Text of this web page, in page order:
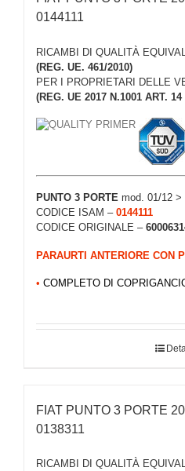
0144111
RICAMBI DI QUALITÀ
(REG. UE. 461/2010)
PER I PROPRIETARI DELLE
(REG. UE 2017 N.1001 ART. 14
PUNTO 3 PORTE mod. 01/12 >
CODICE ISAM – 0144111
CODICE ORIGINALE –
PARAURTI ANTERIORE CON
• COMPLETO DI
FIAT PUNTO 3 PORTE
0138311
RICAMBI DI QUALITÀ